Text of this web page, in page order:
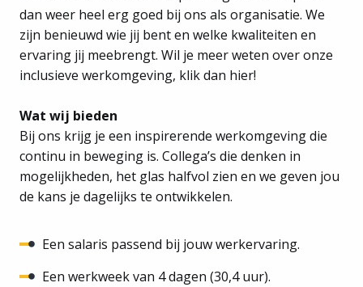
dan weer heel erg goed bij ons als organisatie. We
zijn benieuwd wie jij bent en welke kwaliteiten en
ervaring jij meebrengt. Wil je meer weten over onze
inclusieve werkomgeving, klik dan hier!
Wat wij bieden
Bij ons krijg je een inspirerende werkomgeving die
continu in beweging is. Collega’s die denken in
mogelijkheden, het glas halfvol zien en we geven jou
de kans je dagelijks te ontwikkelen.
Een salaris passend bij jouw werkervaring.
Een werkweek van 4 dagen (30,4 uur).